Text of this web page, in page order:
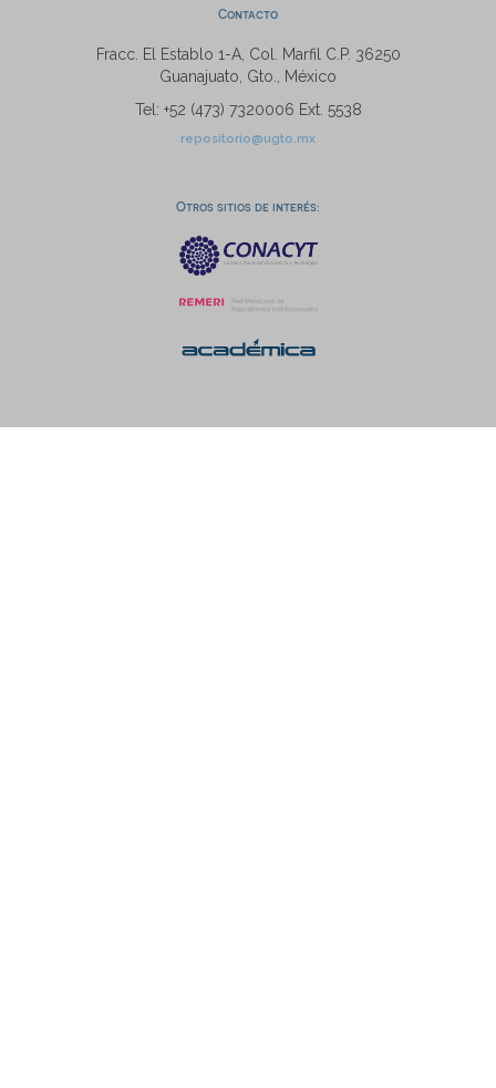
Contacto
Fracc. El Establo 1-A, Col. Marfil C.P. 36250
Guanajuato, Gto., México
Tel: +52 (473) 7320006 Ext. 5538
repositorio@ugto.mx
Otros sitios de interés: